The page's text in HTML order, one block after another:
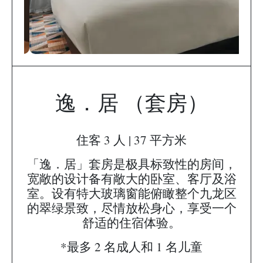
逸．居 （套房）
住客 3 人 | 37 平方米
「逸．居」套房是极具标致性的房间，
宽敞的设计备有敞大的卧室、客厅及浴
室。设有特大玻璃窗能俯瞰整个九龙区
的翠绿景致，尽情放松身心，享受一个
舒适的住宿体验。
*最多 2 名成人和 1 名儿童